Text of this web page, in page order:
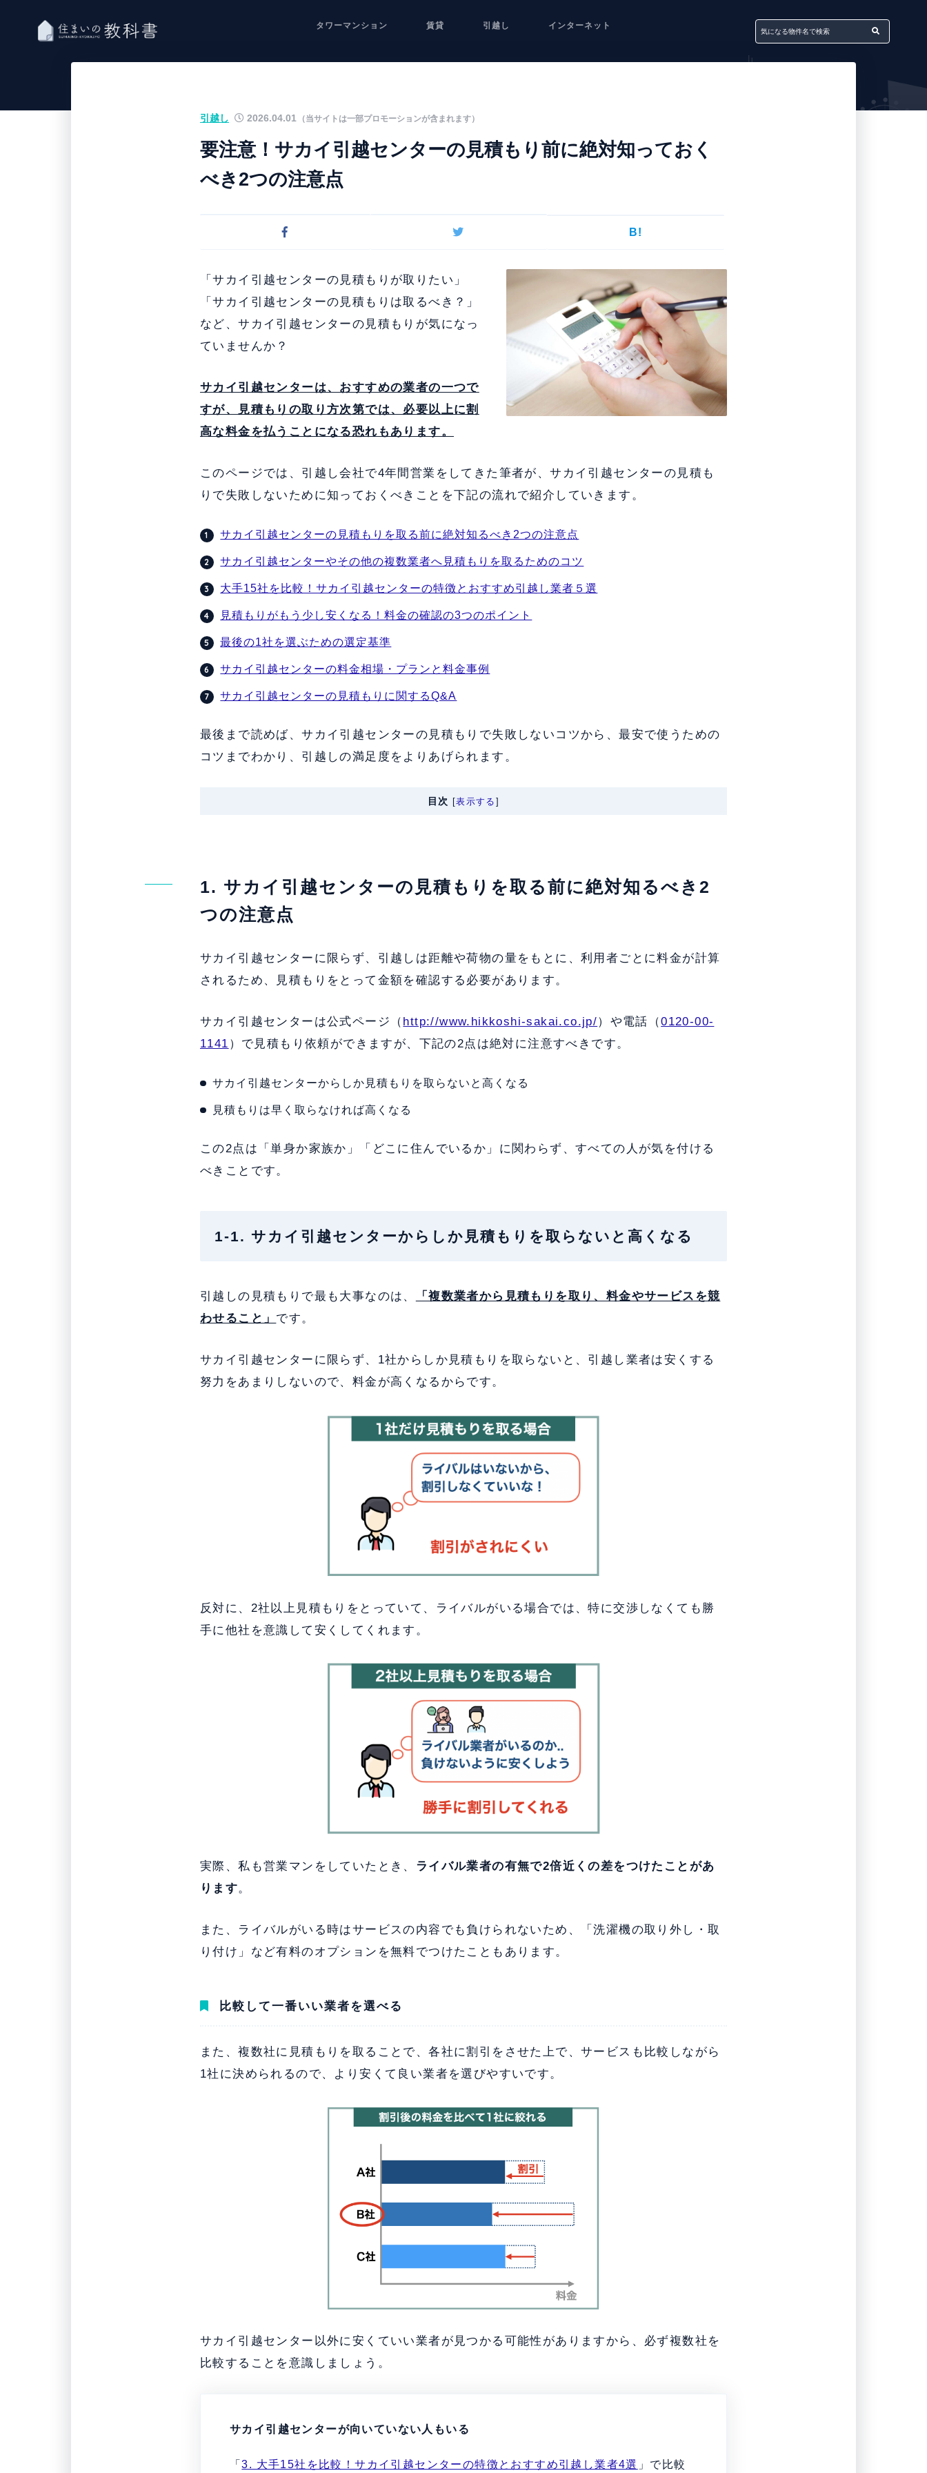
タワーマンション 賃貸 引越し インターネット
（当サイトは一部プロモーションが含まれます）
引越し 2026.04.01
要注意！サカイ引越センターの見積もり前に絶対知っておく
べき2つの注意点
B!
「サカイ引越センターの見積もりが取りたい」
「サカイ引越センターの見積もりは取るべき？」
など、サカイ引越センターの見積もりが気になっ
ていませんか？
サカイ引越センターは、おすすめの業者の一つで
すが、見積もりの取り方次第では、必要以上に割
高な料金を払うことになる恐れもあります。
このページでは、引越し会社で4年間営業をしてきた筆者が、サカイ引越センターの見積も
りで失敗しないために知っておくべきことを下記の流れで紹介していきます。
サカイ引越センターの見積もりを取る前に絶対知るべき2つの注意点
サカイ引越センターやその他の複数業者へ見積もりを取るためのコツ
大手15社を比較！サカイ引越センターの特徴とおすすめ引越し業者５選
見積もりがもう少し安くなる！料金の確認の3つのポイント
最後の1社を選ぶための選定基準
サカイ引越センターの料金相場・プランと料金事例
サカイ引越センターの見積もりに関するQ&A
最後まで読めば、サカイ引越センターの見積もりで失敗しないコツから、最安で使うための
コツまでわかり、引越しの満足度をよりあげられます。
目次 [表示する
1. サカイ引越センターの見積もりを取る前に絶対知るべき2
つの注意点
サカイ引越センターに限らず、引越しは距離や荷物の量をもとに、利用者ごとに料金が計算
されるため、見積もりをとって金額を確認する必要があります。
サカイ引越センターは公式ページ（ http://www.hikkoshi-sakai.co.jp/）や電話（0120-00-
1141 ）で見積もり依頼ができますが、下記の2点は絶対に注意すべきです。
サカイ引越センターからしか見積もりを取らないと高くなる
見積もりは早く取らなければ高くなる
この2点は「単身か家族か」「どこに住んでいるか」に関わらず、すべての人が気を付ける
べきことです。
1-1. サカイ引越センターからしか見積もりを取らないと高くなる
引越しの見積もりで最も大事なのは、
「複数業者から見積もりを取り、料金やサービスを競
わせること」 です。
サカイ引越センターに限らず、1社からしか見積もりを取らないと、引越し業者は安くする
努力をあまりしないので、料金が高くなるからです。
反対に、2社以上見積もりをとっていて、ライバルがいる場合では、特に交渉しなくても勝
手に他社を意識して安くしてくれます。
実際、私も営業マンをしていたとき、 ライバル業者の有無で2倍近くの差をつけたことがあ
ります。
また、ライバルがいる時はサービスの内容でも負けられないため、「洗濯機の取り外し・取
り付け」など有料のオプションを無料でつけたこともあります。
比較して一番いい業者を選べる
また、複数社に見積もりを取ることで、各社に割引をさせた上で、サービスも比較しながら
1社に決められるので、より安くて良い業者を選びやすいです。
サカイ引越センター以外に安くていい業者が見つかる可能性がありますから、必ず複数社を
比較することを意識しましょう。
サカイ引越センターが向いていない人もいる
「3. 大手15社を比較！サカイ引越センターの特徴とおすすめ引越し業者4選 」で比較